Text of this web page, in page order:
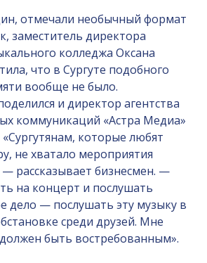
отмечали необычный формат
заместитель директора
колледжа Оксана
что в Сургуте подобного
вообще не было.
и директор агентства
коммуникаций «Астра Медиа»
которые любят
не хватало мероприятия
рассказывает бизнесмен. —
на концерт и послушать
дело — послушать эту музыку в
среди друзей. Мне
быть востребованным».